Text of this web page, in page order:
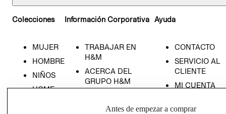
Colecciones
MUJER
HOMBRE
NIÑOS
HOME
Información Corporativa
TRABAJAR EN
H&M
ACERCA DEL
GRUPO H&M
SOCIAL
Ayuda
CONTACTO
SERVICIO AL
CLIENTE
MI CUENTA
TIENDAS
Antes de empezar a comprar